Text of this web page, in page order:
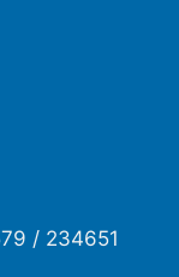
/ 234651